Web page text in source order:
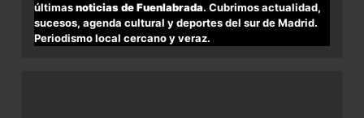
últimasnoticias de Fuenlabrada. Cubrimos actualidad,
sucesos, agenda cultural y deportes del sur de Madrid.
Periodismo local cercano y veraz.